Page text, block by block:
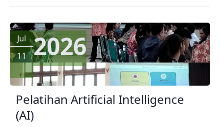
Jul
11 2026
Pelatihan Artificial Intelligence
(AI)